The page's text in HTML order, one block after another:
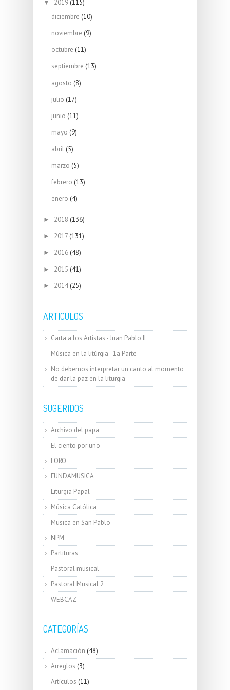
▼ 2019 (115)
diciembre (10)
noviembre (9)
octubre (11)
septiembre (13)
agosto (8)
julio (17)
junio (11)
mayo (9)
abril (5)
marzo (5)
febrero (13)
enero (4)
► 2018 (136)
► 2017 (131)
► 2016 (48)
► 2015 (41)
► 2014 (25)
ARTICULOS
Carta a los Artistas - Juan Pablo II
Música en la litúrgia - 1a Parte
No debemos interpretar un canto al momento
de dar la paz en la liturgia
SUGERIDOS
Archivo del papa
El ciento por uno
FORO
FUNDAMUSICA
Liturgia Papal
Música Católica
Musica en San Pablo
NPM
Partituras
Pastoral musical
Pastoral Musical 2
WEBCAZ
CATEGORÍAS
Aclamación (48)
Arreglos (3)
Artículos (11)